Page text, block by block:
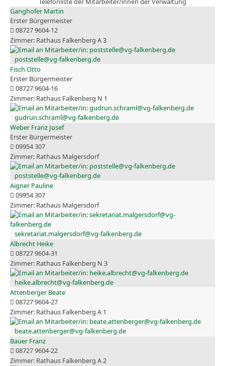
Ganghofer Martin
Erster Bürgermeister
08727 9604-12
Rathaus Falkenberg A 3
poststelle@vg-falkenberg.de
Fisch Otto
Erster Bürgermeister
08727 9604-16
Rathaus Falkenberg N 1
gudrun.schraml@vg-falkenberg.de
Weber Franz Josef
Erster Bürgermeister
09954 307
Rathaus Malgersdorf
poststelle@vg-falkenberg.de
Aigner Pauline
09954 307
Rathaus Malgersdorf
sekretariat.malgersdorf@vg-falkenberg.de
Albrecht Heike
08727 9604-31
Rathaus Falkenberg N 3
heike.albrecht@vg-falkenberg.de
Attenberger Beate
08727 9604-27
Rathaus Falkenberg A 1
beate.attenberger@vg-falkenberg.de
Bauer Franz
08727 9604-22
Rathaus Falkenberg A 2